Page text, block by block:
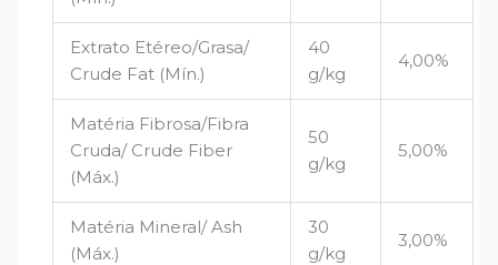
Extrato Etéreo/Grasa/
Crude Fat (Mín.)
40
g/kg
4,00%
Matéria Fibrosa/Fibra
Cruda/ Crude Fiber
(Máx.)
50
g/kg
5,00%
Matéria Mineral/ Ash
(Máx.)
30
g/kg
3,00%